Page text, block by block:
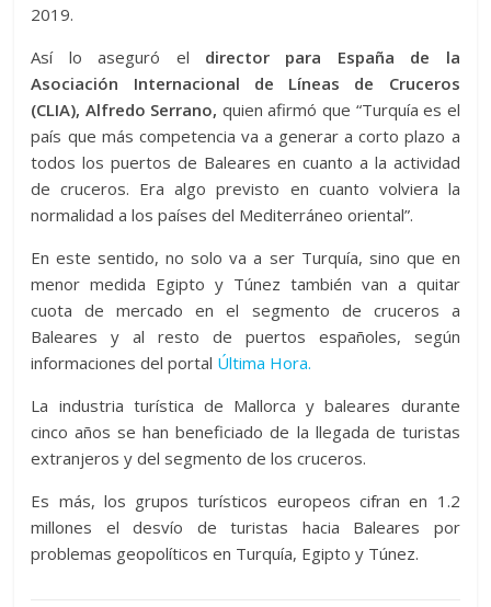
2019.
Así lo aseguró el director para España de la
Asociación Internacional de Líneas de Cruceros
(CLIA), Alfredo Serrano, quien afirmó que “Turquía es el
país que más competencia va a generar a corto plazo a
todos los puertos de Baleares en cuanto a la actividad
de cruceros. Era algo previsto en cuanto volviera la
normalidad a los países del Mediterráneo oriental”.
En este sentido, no solo va a ser Turquía, sino que en
menor medida Egipto y Túnez también van a quitar
cuota de mercado en el segmento de cruceros a
Baleares y al resto de puertos españoles, según
informaciones del portal Última Hora.
La industria turística de Mallorca y baleares durante
cinco años se han beneficiado de la llegada de turistas
extranjeros y del segmento de los cruceros.
Es más, los grupos turísticos europeos cifran en 1.2
millones el desvío de turistas hacia Baleares por
problemas geopolíticos en Turquía, Egipto y Túnez.